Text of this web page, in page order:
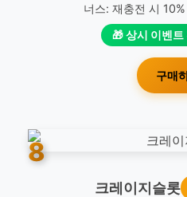
너스: 재충전 시
🎁 상시 이벤트
구매
8
크레이지슬롯